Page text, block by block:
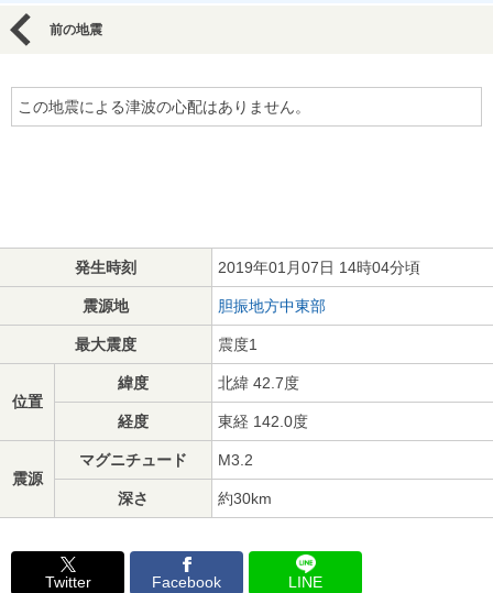
前の地震
この地震による津波の心配はありません。
発生時刻 2019年01月07日 14時04分頃
震源地 胆振地方中東部
最大震度 震度1
位置
緯度 北緯 42.7度
経度 東経 142.0度
震源
マグニチュード M3.2
深さ 約30km
Twitter Facebook LINE